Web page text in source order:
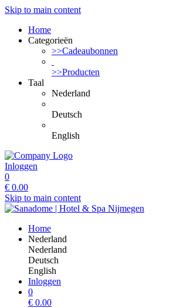
Skip to main content
Home
Categorieën
>>Cadeaubonnen
>>Producten
Taal
Nederland
Deutsch
English
Inloggen
0
€ 0.00
Skip to main content
Home
Nederland
Nederland
Deutsch
English
Inloggen
0
€ 0.00